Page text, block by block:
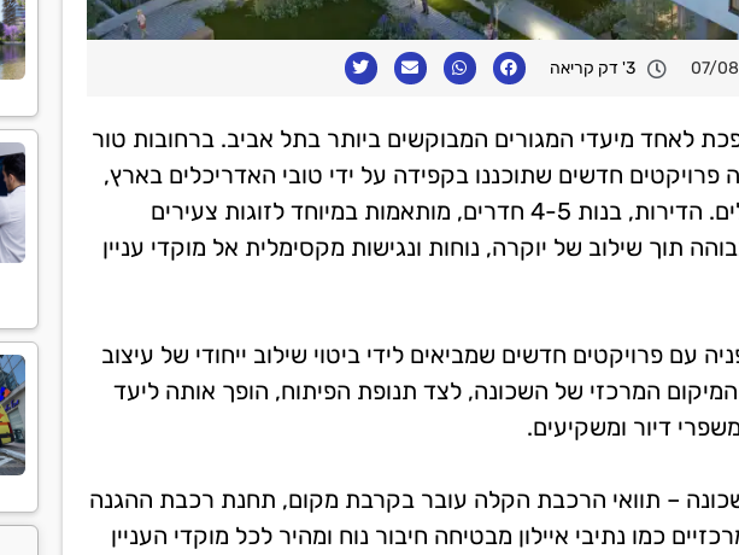
07/ 3' דק קריאה
לאחד מיעדי המגורים המבוקשים ביותר בתל אביב. ברחובות טור
פרויקטים חדשים שתוכננו בקפידה על ידי טובי האדריכלים בארץ,
בהם גיורא גור ושות' ורונה כהן אדריכלים. הדירות, בנות 4-5 חדרים, מותאמות במיוחד לזוגות צעירים
תוך שילוב של יוקרה, נוחות ונגישות מקסימלית אל מוקדי עניין
עם פרויקטים חדשים שמביאים לידי ביטוי שילוב ייחודי של עיצוב
המיקום המרכזי של השכונה, לצד תנופת הפיתוח, הופך אותה ליעד
דיור ומשקיעים.
– תוואי הרכבת הקלה עובר בקרבת מקום, תחנת רכבת ההגנה
כמו נתיבי איילון מבטיחה חיבור נוח ומהיר לכל מוקדי העניין